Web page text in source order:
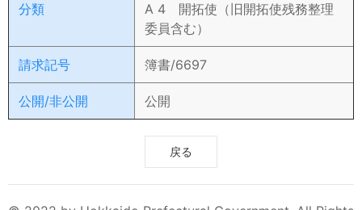
分類
A 4 開拓使（旧開拓使残務整理
委員含む）
請求記号 簿書/6697
公開/非公開 公開
戻る